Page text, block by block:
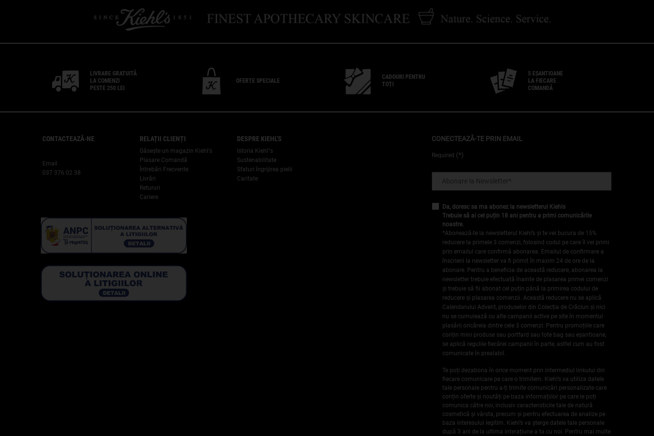
LIVRARE GRATUITĂ
LA COMENZI
PESTE 250 LEI
OFERTE SPECIALE
CADOURI PENTRU
TOȚI
5 EȘANTIOANE
LA FIECARE
COMANDĂ
CONTACTEAZĂ-NE
Email
037 376 02 38
RELAȚII CLIENȚI
Găsește un magazin Kiehl's
Plasare Comandă
Întrebări Frecvente
Livrări
Retururi
Cariere
DESPRE KIEHL'S
Istoria Kiehl"s
Sustenabilitate
Sfaturi îngrijirea pielii
Caritate
CONECTEAZĂ-TE PRIN EMAIL
Required (*)
Abonare la Newsletter*
Da, doresc sa ma abonez la newsletterul Kiehls
Trebuie să ai cel puțin 18 ani pentru a primi comunicările
noastre.
*Abonează-te la newsletterul Kiehl’s și te vei bucura de 15%
reducere la primele 3 comenzi, folosind codul pe care îl vei primi
prin emailul care confirmă abonarea. Emailul de confirmare a
înscrierii la newsletter va fi primit în maxim 24 de ore de la
abonare. Pentru a beneficia de această reducere, abonarea la
newsletter trebuie efectuată înainte de plasarea primei comenzi
și trebuie să fii abonat cel puțin până la primirea codului de
reducere și plasarea comenzii. Această reducere nu se aplică
Calendarului Advent, produselor din Colecția de Crăciun și nici
nu se cumulează cu alte campanii active pe site în momentul
plasării oricăreia dintre cele 3 comenzi. Pentru promoțiile care
conțin mini produse sau portfard sau tote bag sau eșantioane,
se aplică regulile fiecărei campanii în parte, astfel cum au fost
comunicate în prealabil.
Te poți dezabona în orice moment prin intermediul linkului din
fiecare comunicare pe care o trimitem. Kiehl’s va utiliza datele
tale personale pentru a-ți trimite comunicări personalizate care
conțin oferte și noutăți pe baza informațiilor pe care le poți
comunica către noi, inclusiv caracteristicile tale de natură
cosmetică și vârsta, precum și pentru efectuarea de analize pe
baza interesului legitim. Kiehl’s va șterge datele tale personale
după 3 ani de la ultima interațiune a ta cu noi. Pentru mai multe